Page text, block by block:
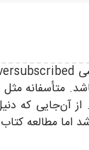
مثل
که
مطالعه